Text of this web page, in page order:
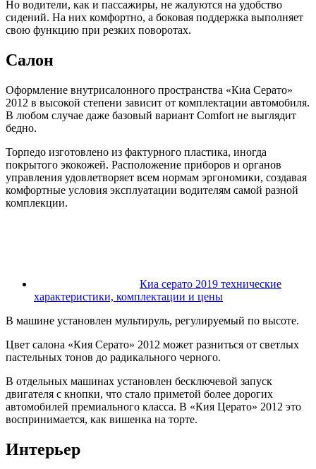
Но водители, как и пассажиры, не жалуются на удобство
сидений. На них комфортно, а боковая поддержка выполняет
свою функцию при резких поворотах.
Салон
Оформление внутрисалонного пространства «Киа Серато»
2012 в высокой степени зависит от комплектации автомобиля.
В любом случае даже базовый вариант Comfort не выглядит
бедно.
Торпедо изготовлено из фактурного пластика, иногда
покрытого экокожей. Расположение приборов и органов
управления удовлетворяет всем нормам эргономики, создавая
комфортные условия эксплуатации водителям самой разной
комплекции.
Киа серато 2019 технические
характеристики, комплектации и цены
В машине установлен мультируль, регулируемый по высоте.
Цвет салона «Кия Серато» 2012 может разниться от светлых
пастельных тонов до радикального черного.
В отдельных машинах установлен бесключевой запуск
двигателя с кнопки, что стало приметой более дорогих
автомобилей премиального класса. В «Кия Церато» 2012 это
воспринимается, как вишенка на торте.
Интерьер